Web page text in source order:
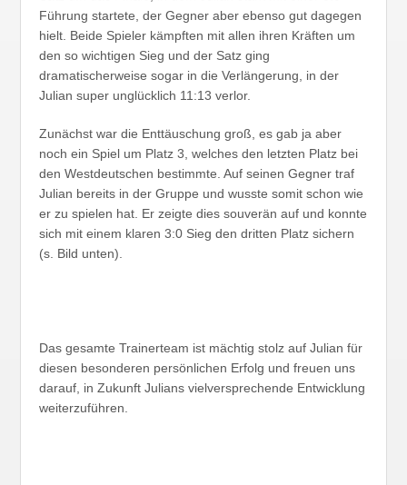
Führung startete, der Gegner aber ebenso gut dagegen
hielt. Beide Spieler kämpften mit allen ihren Kräften um
den so wichtigen Sieg und der Satz ging
dramatischerweise sogar in die Verlängerung, in der
Julian super unglücklich 11:13 verlor.
Zunächst war die Enttäuschung groß, es gab ja aber
noch ein Spiel um Platz 3, welches den letzten Platz bei
den Westdeutschen bestimmte. Auf seinen Gegner traf
Julian bereits in der Gruppe und wusste somit schon wie
er zu spielen hat. Er zeigte dies souverän auf und konnte
sich mit einem klaren 3:0 Sieg den dritten Platz sichern
(s. Bild unten).
Das gesamte Trainerteam ist mächtig stolz auf Julian für
diesen besonderen persönlichen Erfolg und freuen uns
darauf, in Zukunft Julians vielversprechende Entwicklung
weiterzuführen.